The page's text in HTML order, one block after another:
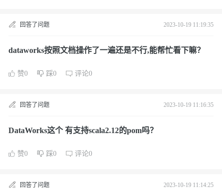
回答了问题 2023-10-19 11:19:35
dataworks按照文档操作了一遍还是不行,能帮忙看下嘛？
赞0 踩0 评论0
回答了问题 2023-10-19 11:16:35
DataWorks这个 有支持scala2.12的pom吗？
赞0 踩0 评论0
回答了问题 2023-10-19 11:14:25